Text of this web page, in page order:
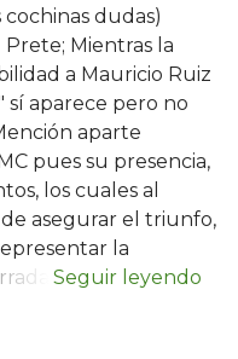
dudas)
Mientras la
a Mauricio Ruiz
sí aparece pero no
aparte
pues su presencia,
los cuales al
asegurar el triunfo,
la